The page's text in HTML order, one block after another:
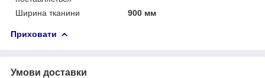
Ширина тканини
900 мм
Приховати
Умови доставки